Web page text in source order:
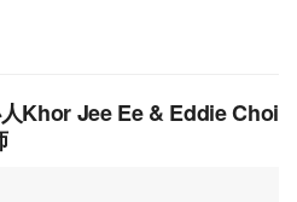
Khor Jee Ee & Eddie Choi